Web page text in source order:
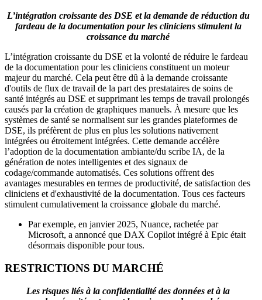
L’intégration croissante des DSE et la demande de réduction du
fardeau de la documentation pour les cliniciens stimulent la
croissance du marché
L’intégration croissante du DSE et la volonté de réduire le fardeau
de la documentation pour les cliniciens constituent un moteur
majeur du marché. Cela peut être dû à la demande croissante
d'outils de flux de travail de la part des prestataires de soins de
santé intégrés au DSE et supprimant les temps de travail prolongés
causés par la création de graphiques manuels. À mesure que les
systèmes de santé se normalisent sur les grandes plateformes de
DSE, ils préfèrent de plus en plus les solutions nativement
intégrées ou étroitement intégrées. Cette demande accélère
l’adoption de la documentation ambiante/du scribe IA, de la
génération de notes intelligentes et des signaux de
codage/commande automatisés. Ces solutions offrent des
avantages mesurables en termes de productivité, de satisfaction des
cliniciens et d'exhaustivité de la documentation. Tous ces facteurs
stimulent cumulativement la croissance globale du marché.
Par exemple, en janvier 2025, Nuance, rachetée par
Microsoft, a annoncé que DAX Copilot intégré à Epic était
désormais disponible pour tous.
RESTRICTIONS DU MARCHÉ
Les risques liés à la confidentialité des données et à la